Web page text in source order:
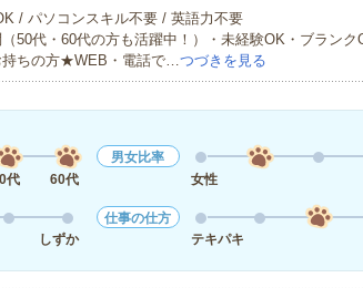
/ パソコンスキル不要 / 英語力不要
50代・60代の方も活躍中！）・未経験OK・ブランク
持ちの方★WEB・電話で…つづきを見る
代 60代
男女比率
女性
しずか
仕事の仕方
テキパキ